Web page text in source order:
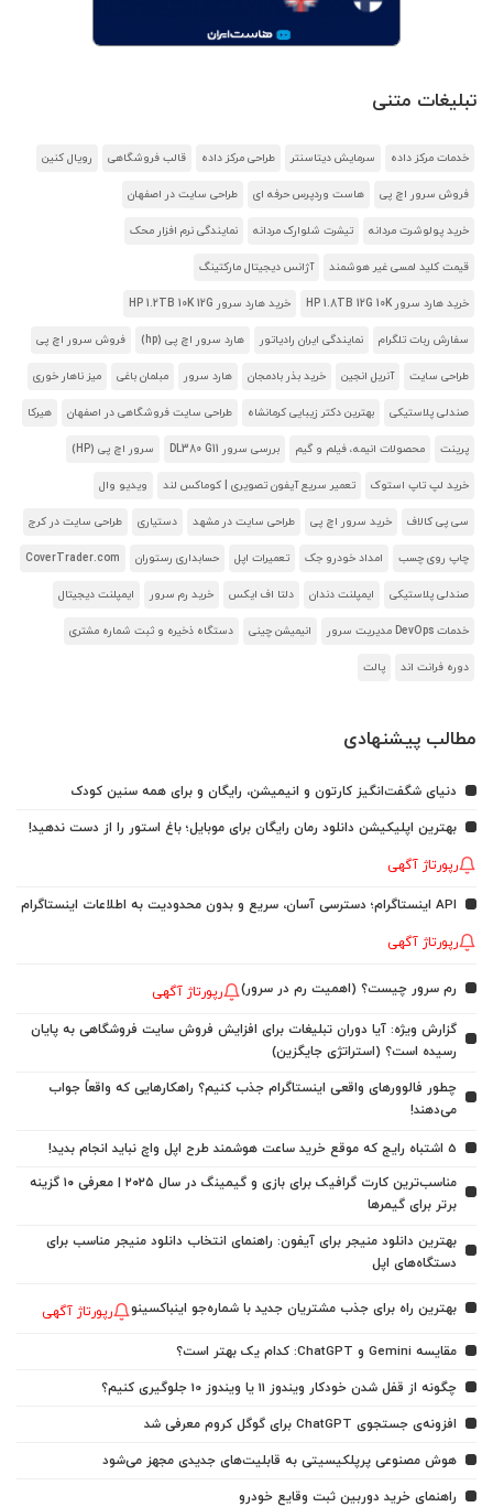
تبلیغات متنی
خدمات مرکز داده سرمایش دیتاسنتر طراحی مرکز داده قالب فروشگاهی رویال کنین
فروش سرور اچ پی هاست وردپرس حرفه ای طراحی سایت در اصفهان
خرید پولوشرت مردانه تیشرت شلوارک مردانه نمایندگی نرم افزار محک
قیمت کلید لمسی غیر هوشمند آژانس دیجیتال مارکتینگ
خرید هارد سرور HP 1.8TB 12G 10K خرید هارد سرور HP 1.2TB 10K 12G
سفارش ربات تلگرام نمایندگی ایران رادیاتور هارد سرور اچ پی (hp) فروش سرور اچ پی
طراحی سایت آنریل انجین خرید بذر بادمجان هارد سرور مبلمان باغی میز ناهار خوری
صندلی پلاستیکی بهترین دکتر زیبایی کرمانشاه طراحی سایت فروشگاهی در اصفهان هیرکا
پرینت محصولات انیمه، فیلم و گیم بررسی سرور DL380 G11 سرور اچ پی (HP)
خرید لپ تاپ استوک تعمیر سریع آیفون تصویری | کوماکس لند ویدیو وال
سی پی کالاف خرید سرور اچ پی طراحی سایت در مشهد دستیاری طراحی سایت در کرج
چاپ روی چسب امداد خودرو جک تعمیرات اپل حسابداری رستوران CoverTrader.com
صندلی پلاستیکی ایمپلنت دندان دلتا اف ایکس خرید رم سرور ایمپلنت دیجیتال
خدمات DevOps مدیریت سرور انیمیشن چینی دستگاه ذخیره و ثبت شماره مشتری
دوره فرانت اند پالت
مطالب پیشنهادی
دنیای شگفت‌انگیز کارتون و انیمیشن، رایگان و برای همه سنین کودک
بهترین اپلیکیشن دانلود رمان رایگان برای موبایل؛ باغ استور را از دست ندهید!
رپورتاژ آگهی
API اینستاگرام؛ دسترسی آسان، سریع و بدون محدودیت به اطلاعات اینستاگرام
رپورتاژ آگهی
رم سرور چیست؟ (اهمیت رم در سرور) رپورتاژ آگهی
گزارش ویژه: آیا دوران تبلیغات برای افزایش فروش سایت فروشگاهی به پایان
رسیده است؟ (استراتژی جایگزین)
چطور فالوورهای واقعی اینستاگرام جذب کنیم؟ راهکارهایی که واقعاً جواب
می‌دهند!
5 اشتباه رایج که موقع خرید ساعت هوشمند طرح اپل واچ نباید انجام بدید!
مناسب‌ترین کارت گرافیک برای بازی و گیمینگ در سال ۲۰۲۵ | معرفی ۱۰ گزینه
برتر برای گیمرها
بهترین دانلود منیجر برای آیفون: راهنمای انتخاب دانلود منیجر مناسب برای
دستگاه‌های اپل
بهترین راه برای جذب مشتریان جدید با شماره‌جو اینباکسینو رپورتاژ آگهی
مقایسه Gemini و ChatGPT: کدام یک بهتر است؟
چگونه از قفل شدن خودکار ویندوز 11 یا ویندوز 10 جلوگیری کنیم؟
افزونه‌ی جستجوی ChatGPT برای گوگل کروم معرفی شد
هوش مصنوعی پرپلکیسیتی به قابلیت‌های جدیدی مجهز می‌شود
راهنمای خرید دوربین ثبت وقایع خودرو